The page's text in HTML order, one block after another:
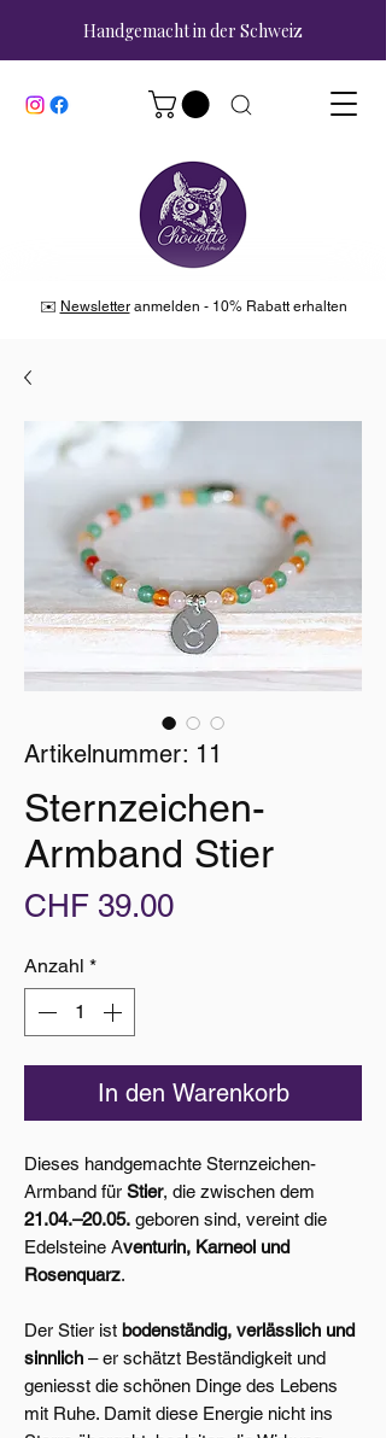
Handgemacht in der Schweiz
✉️ Newsletteranmelden - 10% Rabatt erhalten
Artikelnummer: 11
Sternzeichen-
Armband Stier
CHF 39.00Preis
Anzahl *
In den Warenkorb
Dieses handgemachte Sternzeichen-
Armband für Stier, die zwischen dem
21.04.–20.05. geboren sind, vereint die
Edelsteine Aventurin, Karneol und
Rosenquarz.
Der Stier ist bodenständig, verlässlich und
sinnlich – er schätzt Beständigkeit und
geniesst die schönen Dinge des Lebens
mit Ruhe. Damit diese Energie nicht ins